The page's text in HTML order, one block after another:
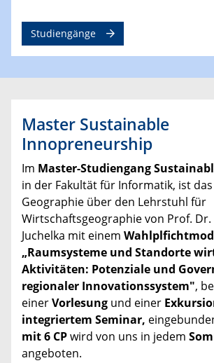
Studiengänge
Master Sustainable
Innopreneurship
Im Master-Studiengang
in der Fakultät für Informatik, ist
Geographie über den Lehrstuhl für
Wirtschaftsgeographie von Prof. Dr.
Juchelka mit einem
„Raumsysteme und Standorte
Aktivitäten: Potenziale und
regionaler Innovationssystem",
einerVorlesung und einer
integriertem Seminar,
mit 6 CPwird von uns in jedem
angeboten.